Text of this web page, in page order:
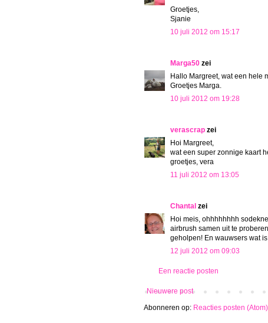
Groetjes,
Sjanie
10 juli 2012 om 15:17
Marga50 zei
Hallo Margreet, wat een hele
Groetjes Marga.
10 juli 2012 om 19:28
verascrap zei
Hoi Margreet,
wat een super zonnige kaart
groetjes, vera
11 juli 2012 om 13:05
Chantal zei
Hoi meis, ohhhhhhhh
airbrush samen uit te
geholpen! En wauwsers wat
12 juli 2012 om 09:03
Een reactie posten
Nieuwere post
Abonneren op: Reacties posten (Atom)